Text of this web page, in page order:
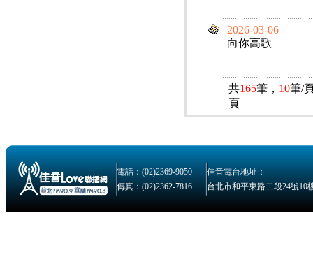
2026-03-06
向你高歌
共165筆， 10筆/
頁
電話：(02)2369-9050
佳音電台地址：
傳真：(02)2362-7816
台北市和平東路二段24號10